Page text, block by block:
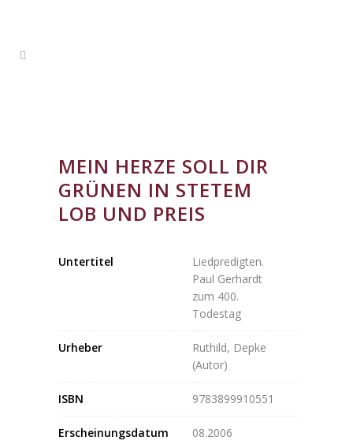
MEIN HERZE SOLL DIR
GRÜNEN IN STETEM
LOB UND PREIS
Untertitel
Liedpredigten.
Paul Gerhardt
zum 400.
Todestag
Urheber
Ruthild, Depke
(Autor)
ISBN 9783899910551
Erscheinungsdatum 08.2006